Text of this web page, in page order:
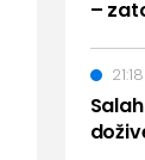
–
21:18